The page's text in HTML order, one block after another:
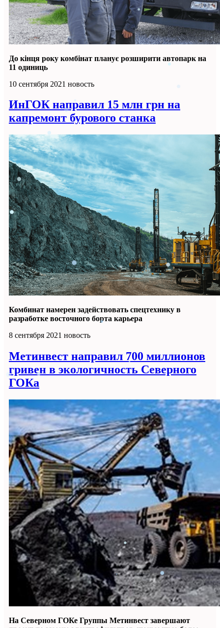
До кінця року комбінат планує розширити автопарк на
11 одиниць
10 сентября 2021 новость
ИнГОК направил 15 млн грн на
капремонт бурового станка
Комбинат намерен задействовать спецтехнику в
разработке восточного борта карьера
8 сентября 2021 новость
Метинвест направил 700 миллионов
гривен в экологичность Северного
ГОКа
На Северном ГОКе Группы Метинвест завершают